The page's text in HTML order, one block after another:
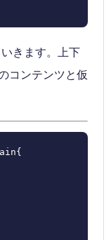
きます。上下
コンテンツと仮